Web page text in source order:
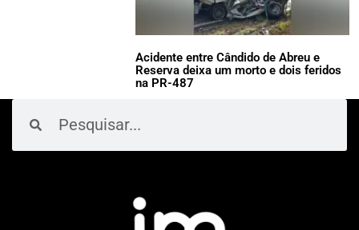
Acidente entre Cândido de Abreu e
Reserva deixa um morto e dois feridos
na PR-487